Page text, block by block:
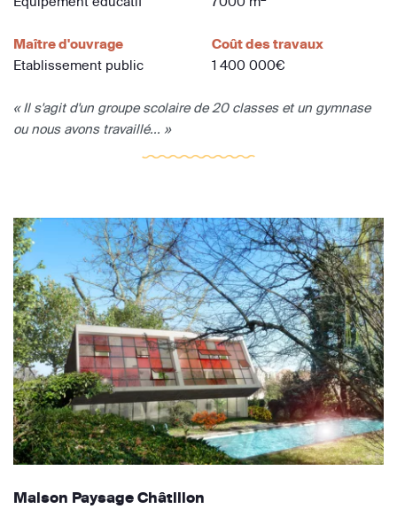
Maître d'ouvrage
Etablissement public
Coût des travaux
1 400 000€
« Il s'agit d'un groupe scolaire de 20 classes et un gymnase
ou nous avons travaillé... »
Maison Paysage Châtillon